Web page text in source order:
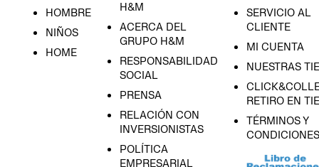
HOMBRE
NIÑOS
HOME
H&M
ACERCA DEL
GRUPO H&M
RESPONSABILIDAD
SOCIAL
PRENSA
RELACIÓN CON
INVERSIONISTAS
POLÍTICA
EMPRESARIAL
SERVICIO AL
CLIENTE
MI CUENTA
NUESTRAS
RETIRO EN
TÉRMINOS Y
CONDICIONES